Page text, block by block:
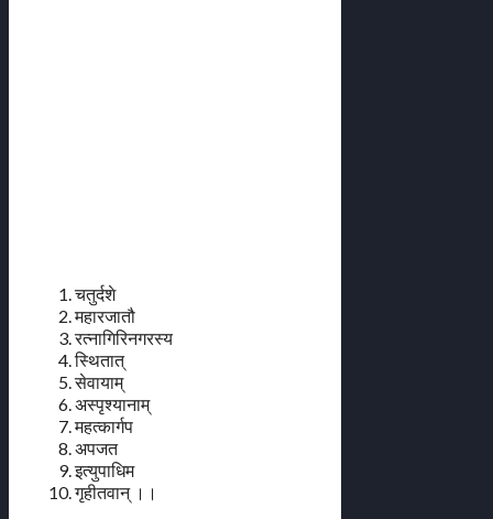
चतुर्दशे
महारजातौ
रत्नागिरिनगरस्य
स्थितात्
सेवायाम्
अस्पृश्यानाम्
महत्कार्गप
अपजत
इत्युपाधिम
गृहीतवान् ।।